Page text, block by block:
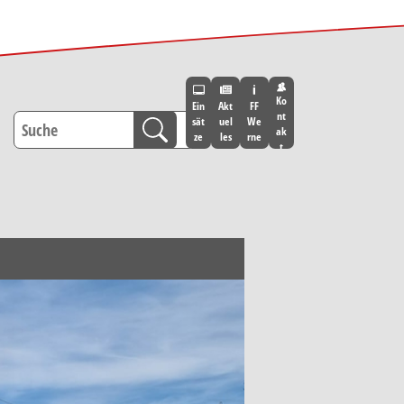
Ein
sät
ze
Akt
uel
les
FF
We
rne
Ko
nt
ak
t